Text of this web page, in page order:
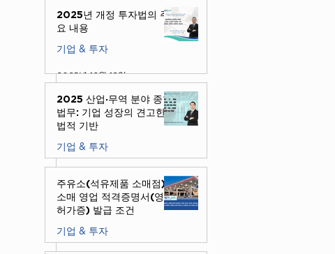
2025년 개정 투자법의 주
요 내용
기업 & 투자
2025년 12월 18일
2025 산업·무역 분야 종합
법무: 기업 성장의 견고한
법적 기반
기업 & 투자
주유소(석유제품 소매점)의
소매 영업 적격증명서(영업
허가증) 발급 조건
기업 & 투자